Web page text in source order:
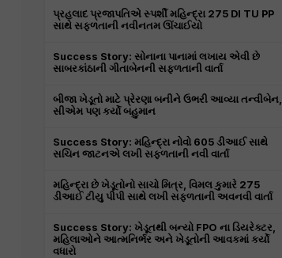
પ્રહલાદ પ્રજાપતિએ સ્પર્શી મહિન્દ્રા 275 DI TU PP
સાથે સફળતાની નવીનતમ ઊંચાઈયો
Success Story: સોનાના પાનામાં લખાય એવી છે
સાબરકાંઠાની ગીતાબેનની સફળતાની વાર્તા
બીજા ખેડૂતો માટે પ્રેરણા બનીને ઉભરી આવ્યા તન્વીબેન,
સીએમ પણ કર્યો બહુમાન
Success Story: મહિન્દ્રા નોવો 605 ડીઆઈ સાથે
સચિન જાટનએ લખી સફળતાની નવી વાર્તા
મહિન્દ્રા છે ખેડૂતોનો સાચો મિત્ર, વિમલ કુમારે 275
ડીઆઈ ટીયુ પીપી સાથે લખી સફળતાની અવનવી વાર્તા
Success Story: ખેડૂતથી બન્યો FPO ના ડિયરેક્ટર,
મહિલાઓને આત્મનિર્ભર અને ખેડૂતોની આવકમાં કર્યો
વધારો